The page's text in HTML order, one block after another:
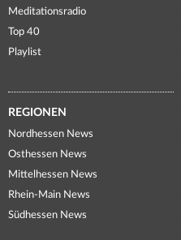
Meditationsradio
Top 40
Playlist
REGIONEN
Nordhessen News
Osthessen News
Mittelhessen News
Rhein-Main News
Südhessen News